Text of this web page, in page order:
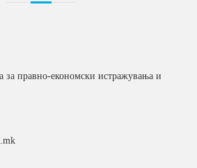
правно-економски истражувања и